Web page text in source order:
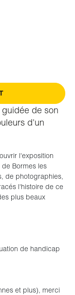
de son
d'un
l'exposition
Bormes les
de photographies,
l'histoire de ce
plus beaux
de handicap
et plus), merci